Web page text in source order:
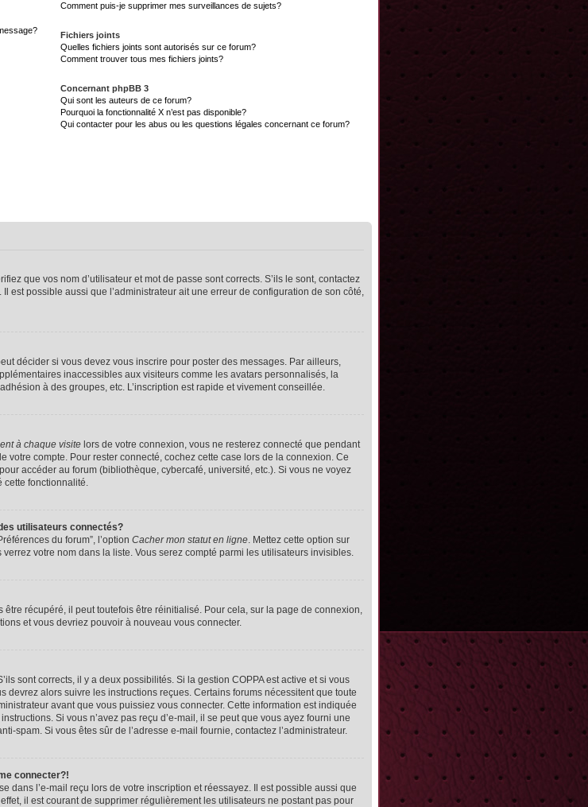
Comment puis-je supprimer mes surveillances de sujets?
Fichiers joints
Quelles fichiers joints sont autorisés sur ce forum?
Comment trouver tous mes fichiers joints?
Concernant phpBB 3
Qui sont les auteurs de ce forum?
Pourquoi la fonctionnalité X n’est pas disponible?
Qui contacter pour les abus ou les questions légales concernant ce forum?
que vos nom d’utilisateur et mot de passe sont corrects. S’ils le sont, contactez
est possible aussi que l’administrateur ait une erreur de configuration de son côté,
décider si vous devez vous inscrire pour poster des messages. Par ailleurs,
inaccessibles aux visiteurs comme les avatars personnalisés, la
à des groupes, etc. L’inscription est rapide et vivement conseillée.
à chaque visite lors de votre connexion, vous ne resterez connecté que pendant
votre compte. Pour rester connecté, cochez cette case lors de la connexion. Ce
accéder au forum (bibliothèque, cybercafé, université, etc.). Si vous ne voyez
cette fonctionnalité.
utilisateurs connectés?
du forum”, l’option Cacher mon statut en ligne. Mettez cette option sur
votre nom dans la liste. Vous serez compté parmi les utilisateurs invisibles.
récupéré, il peut toutefois être réinitialisé. Pour cela, sur la page de connexion,
et vous devriez pouvoir à nouveau vous connecter.
sont corrects, il y a deux possibilités. Si la gestion COPPA est active et si vous
devrez alors suivre les instructions reçues. Certains forums nécessitent que toute
avant que vous puissiez vous connecter. Cette information est indiquée
Si vous n’avez pas reçu d’e-mail, il se peut que vous ayez fourni une
spam. Si vous êtes sûr de l’adresse e-mail fournie, contactez l’administrateur.
connecter?!
dans l’e-mail reçu lors de votre inscription et réessayez. Il est possible aussi que
il est courant de supprimer régulièrement les utilisateurs ne postant pas pour